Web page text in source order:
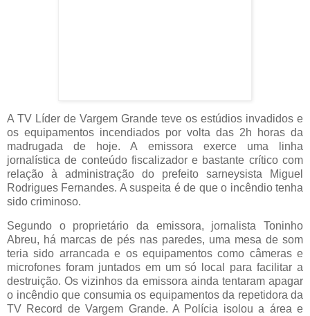
A TV Líder de Vargem Grande teve os estúdios invadidos e
os equipamentos incendiados por volta das 2h horas da
madrugada de hoje. A emissora exerce uma linha
jornalística de conteúdo fiscalizador e bastante crítico com
relação à administração do prefeito sarneysista Miguel
Rodrigues Fernandes. A suspeita é de que o incêndio tenha
sido criminoso.
Segundo o proprietário da emissora, jornalista Toninho
Abreu, há marcas de pés nas paredes, uma mesa de som
teria sido arrancada e os equipamentos como câmeras e
microfones foram juntados em um só local para facilitar a
destruição. Os vizinhos da emissora ainda tentaram apagar
o incêndio que consumia os equipamentos da repetidora da
TV Record de Vargem Grande. A Polícia isolou a área e